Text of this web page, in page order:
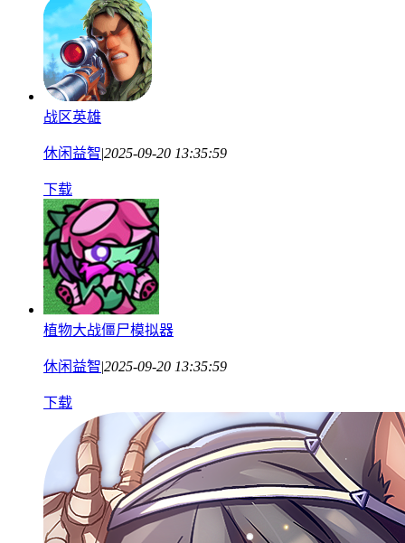
战区英雄
休闲益智|2025-09-20 13:35:59
下载
植物大战僵尸模拟器
休闲益智|2025-09-20 13:35:59
下载